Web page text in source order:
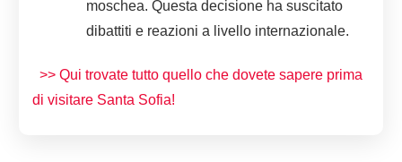
moschea. Questa decisione ha suscitato
dibattiti e reazioni a livello internazionale.
>> Qui trovate tutto quello che dovete sapere prima
di visitare Santa Sofia!